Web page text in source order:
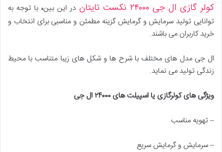
کولر گازی ال جی ۲۴۰۰۰ نکست تایتان در این بین، با توجه به
توانایی تولید سرمایش و گرمایش گزینه مطمئن و مناسبی برای انتخاب و
خرید کاربران می باشند.
ال جی مدل های مختلف با شرح ها و شکل های زیبا متناسب با محیط
زندگی تولید می نماید.
ویژگی های کولرگازی یا اسپیلت های ۲۴۰۰۰ ال جی
– تهویه مناسب
– سرمایش و گرمایش سریع